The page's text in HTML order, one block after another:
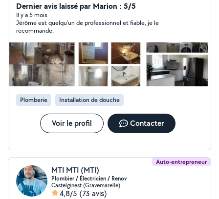
Nettoyage. Renovation N'hésitez pas car je suis sur
L'union donc pas loin. En vous remerciant et au plaisir de
pouvoir vous aider.
Dernier avis laissé par Marion : 5/5
Il y a 5 mois
Jérôme est quelqu'un de professionnel et fiable, je le
recommande.
Plomberie Installation de douche
Voir le profil Contacter
Auto-entrepreneur
MTI MTI (MTI)
Plombier / Électricien / Renov
Castelginest (Gravemarelle)
4,8/5 (73 avis)